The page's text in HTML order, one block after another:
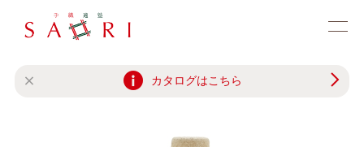
カタログはこちら